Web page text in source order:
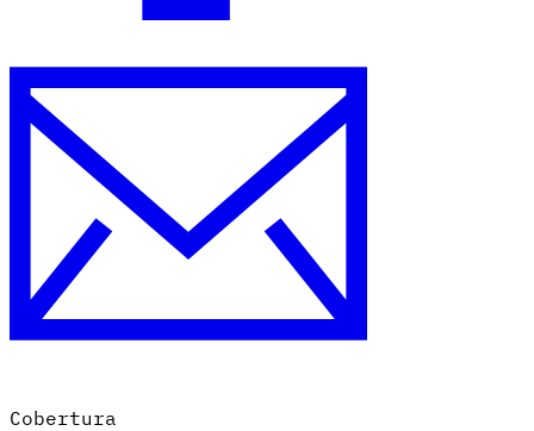
Cobertura